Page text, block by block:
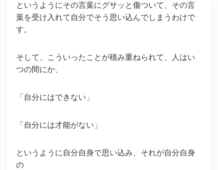
というようにその言葉にグサッと傷ついて、その言
葉を受け入れて自分でそう思い込んでしまうわけで
す。
そして、こういったことが積み重ねられて、人はい
つの間にか、
「自分にはできない」
「自分には才能がない」
というように自分自身で思い込み、それが自分自身
の